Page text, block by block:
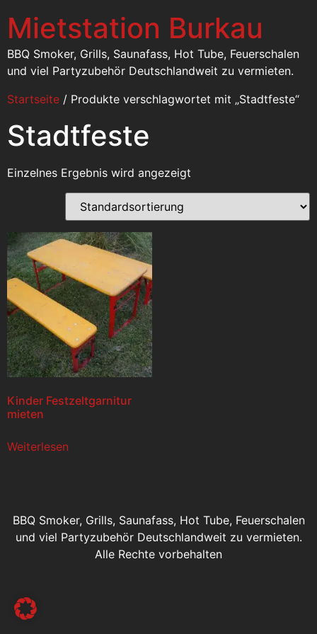
Mietstation Burkau
BBQ Smoker, Grills, Saunafass, Hot Tube, Feuerschalen
und viel Partyzubehör Deutschlandweit zu vermieten.
Startseite / Produkte verschlagwortet mit „Stadtfeste“
Stadtfeste
Einzelnes Ergebnis wird angezeigt
Kinder Festzeltgarnitur
mieten
Weiterlesen
BBQ Smoker, Grills, Saunafass, Hot Tube, Feuerschalen
und viel Partyzubehör Deutschlandweit zu vermieten.
Alle Rechte vorbehalten